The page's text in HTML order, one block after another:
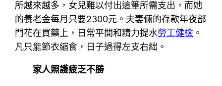
所越來越多，女兒難以付出這筆所需支出，而她
的養老金每月只要2300元。夫妻倆的存款年夜部
門花在買藥上，日常平間和精力提水勞工健檢 。
凡只能節衣縮食，日子過得左支右絀。
家人照護疲乏不勝